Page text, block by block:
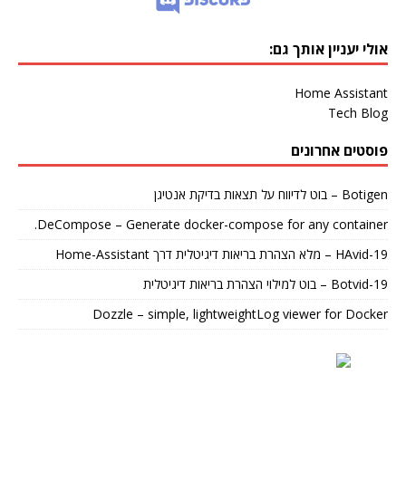
אולי יעניין אותך גם:
Home Assistant
Tech Blog
פוסטים אחרונים
Botigen – בוט לדיווח על תצאות בדיקת אנטיגן
DeCompose – Generate docker-compose for any container.
HAvid-19 – מלא הצהרת בריאות דיגיטלית דרך Home-Assistant
Botvid-19 – בוט למילוי הצהרת בריאות דיגיטלית
Dozzle – simple, lightweightLog viewer for Docker